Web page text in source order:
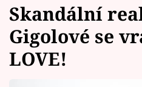
Témata
Celebrity
Skandální
Gigolové se
LOVE!